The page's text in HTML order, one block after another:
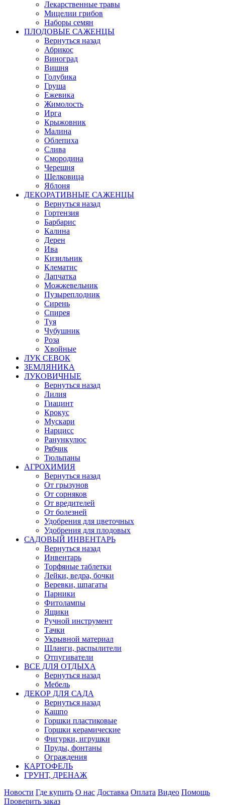
Лекарственные травы
Мицелии грибов
Наборы семян
ПЛОДОВЫЕ САЖЕНЦЫ
Вернуться назад
Абрикос
Виноград
Вишня
Голубика
Груша
Ежевика
Жимолость
Ирга
Крыжовник
Малина
Облепиха
Слива
Смородина
Черешня
Шелковица
Яблоня
ДЕКОРАТИВНЫЕ САЖЕНЦЫ
Вернуться назад
Гортензия
Барбарис
Калина
Дерен
Ива
Кизильник
Клематис
Лапчатка
Можжевельник
Пузыреплодник
Сирень
Спирея
Туя
Чубушник
Роза
Хвойные
ЛУК СЕВОК
ЗЕМЛЯНИКА
ЛУКОВИЧНЫЕ
Вернуться назад
Лилия
Гиацинт
Крокус
Мускари
Нарцисс
Ранункулюс
Рябчик
Тюльпаны
АГРОХИМИЯ
Вернуться назад
От грызунов
От сорняков
От вредителей
От болезней
Удобрения для цветочных
Удобрения для плодовых
САДОВЫЙ ИНВЕНТАРЬ
Вернуться назад
Инвентарь
Торфяные таблетки
Лейки, ведра, бочки
Веревки, шпагаты
Парники
Фитолампы
Ящики
Ручной инструмент
Тачки
Укрывной материал
Шланги, распылители
Отпугиватели
ВСЕ ДЛЯ ОТДЫХА
Вернуться назад
Мебель
ДЕКОР ДЛЯ САДА
Вернуться назад
Кашпо
Горшки пластиковые
Горшки керамические
Фигурки, игрушки
Пруды, фонтаны
Ограждения
КАРТОФЕЛЬ
ГРУНТ, ДРЕНАЖ
Новости Где купить О нас Доставка Оплата Видео Помощь
Проверить заказ